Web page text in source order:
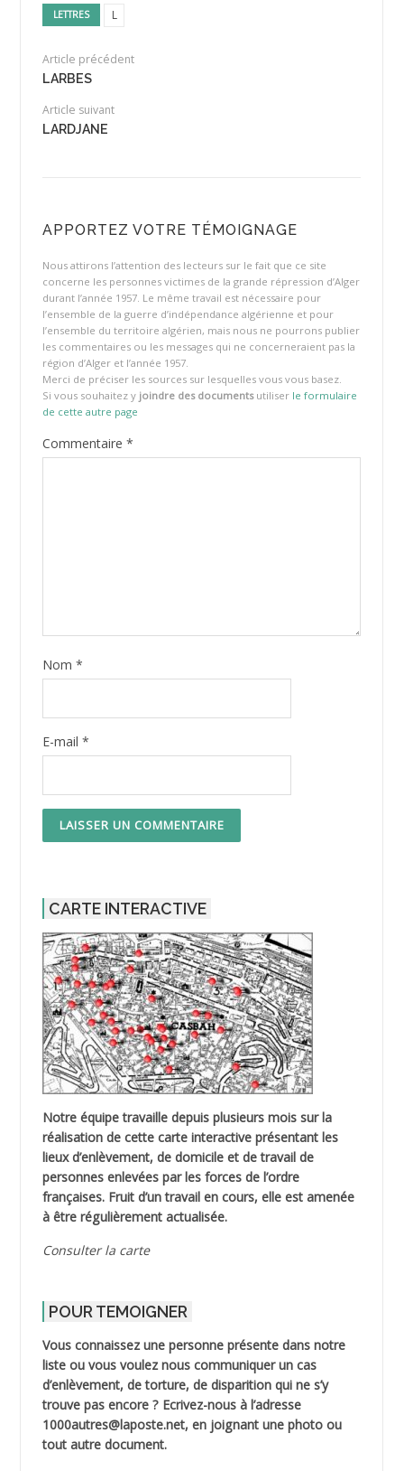
LETTRES L
Article précédent
LARBES
Article suivant
LARDJANE
APPORTEZ VOTRE TÉMOIGNAGE
Nous attirons l’attention des lecteurs sur le fait que ce site
concerne les personnes victimes de la grande répression d’Alger
durant l’année 1957. Le même travail est nécessaire pour
l’ensemble de la guerre d’indépendance algérienne et pour
l’ensemble du territoire algérien, mais nous ne pourrons publier
les commentaires ou les messages qui ne concerneraient pas la
région d’Alger et l’année 1957.
Merci de préciser les sources sur lesquelles vous vous basez.
Si vous souhaitez y joindre des documentsutiliser le formulaire
de cette autre page
Commentaire *
Nom *
E-mail *
CARTE INTERACTIVE
Notre équipe travaille depuis plusieurs mois sur la
réalisation de cette carte interactive présentant les
lieux d’enlèvement, de domicile et de travail de
personnes enlevées par les forces de l’ordre
françaises. Fruit d’un travail en cours, elle est amenée
à être régulièrement actualisée.
Consulter la carte
POUR TEMOIGNER
Vous connaissez une personne présente dans notre
liste ou vous voulez nous communiquer un cas
d’enlèvement, de torture, de disparition qui ne s’y
trouve pas encore ? Ecrivez-nous à l’adresse
1000autres@laposte.net, en joignant une photo ou
tout autre document.